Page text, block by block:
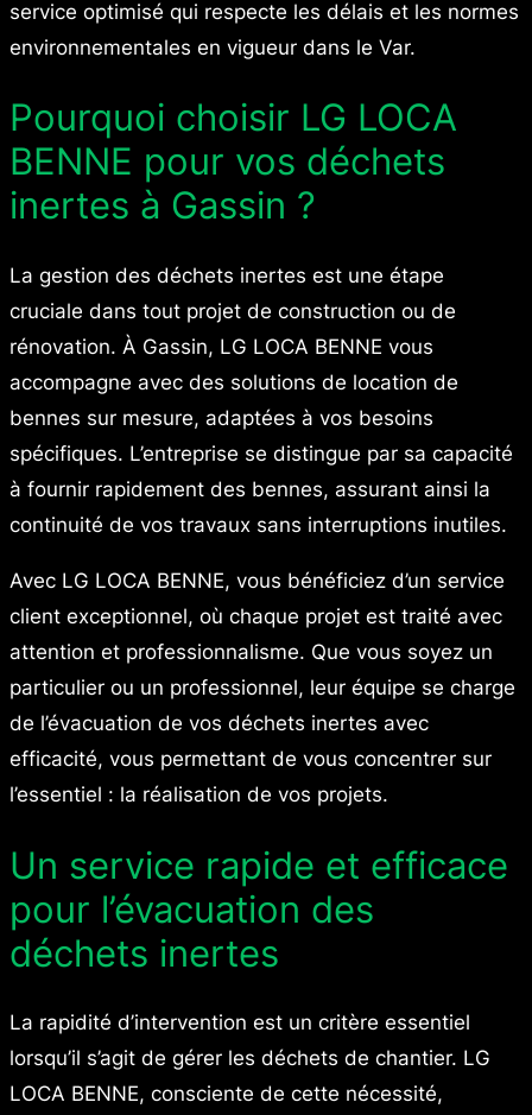
service optimisé qui respecte les délais et les normes
environnementales en vigueur dans le Var.
Pourquoi choisir LG LOCA
BENNE pour vos déchets
inertes à Gassin ?
La gestion des déchets inertes est une étape
cruciale dans tout projet de construction ou de
rénovation. À Gassin, LG LOCA BENNE vous
accompagne avec des solutions de location de
bennes sur mesure, adaptées à vos besoins
spécifiques. L’entreprise se distingue par sa capacité
à fournir rapidement des bennes, assurant ainsi la
continuité de vos travaux sans interruptions inutiles.
Avec LG LOCA BENNE, vous bénéficiez d’un service
client exceptionnel, où chaque projet est traité avec
attention et professionnalisme. Que vous soyez un
particulier ou un professionnel, leur équipe se charge
de l’évacuation de vos déchets inertes avec
efficacité, vous permettant de vous concentrer sur
l’essentiel : la réalisation de vos projets.
Un service rapide et efficace
pour l’évacuation des
déchets inertes
La rapidité d’intervention est un critère essentiel
lorsqu’il s’agit de gérer les déchets de chantier. LG
LOCA BENNE, consciente de cette nécessité,